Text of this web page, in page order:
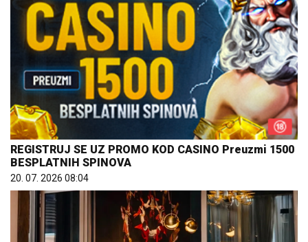
REGISTRUJ SE UZ PROMO KOD CASINO Preuzmi 1500
BESPLATNIH SPINOVA
20. 07. 2026 08:04